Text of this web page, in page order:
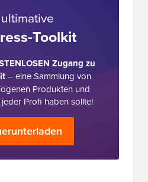
Toolkit
Zugang zu
– eine Sammlung von
Produkten und
Profi haben sollte!